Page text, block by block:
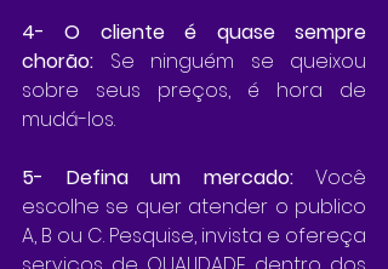
4- O cliente é quase sempre
chorão: Se ninguém se queixou
sobre seus preços, é hora de
mudá-los.
5- Defina um mercado: Você
escolhe se quer atender o publico
A, B ou C. Pesquise, invista e ofereça